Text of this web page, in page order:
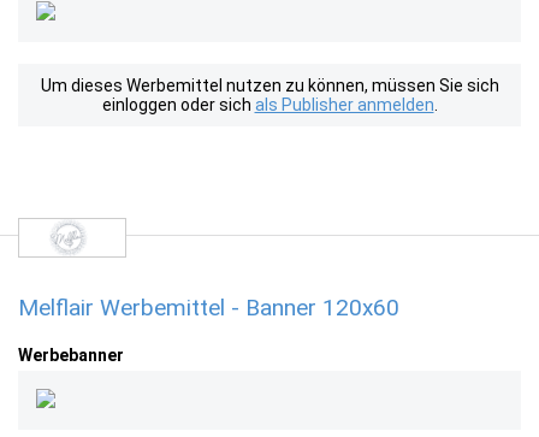
Um dieses Werbemittel nutzen zu können, müssen Sie sich
einloggen oder sich als Publisher anmelden
Melflair Werbemittel - Banner 120x60
Werbebanner